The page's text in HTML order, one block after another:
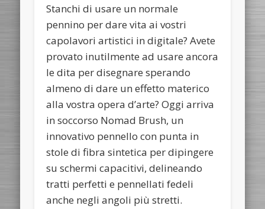
Stanchi di usare un normale
pennino per dare vita ai vostri
capolavori artistici in digitale? Avete
provato inutilmente ad usare ancora
le dita per disegnare sperando
almeno di dare un effetto materico
alla vostra opera d’arte? Oggi arriva
in soccorso Nomad Brush, un
innovativo pennello con punta in
stole di fibra sintetica per dipingere
su schermi capacitivi, delineando
tratti perfetti e pennellati fedeli
anche negli angoli più stretti.